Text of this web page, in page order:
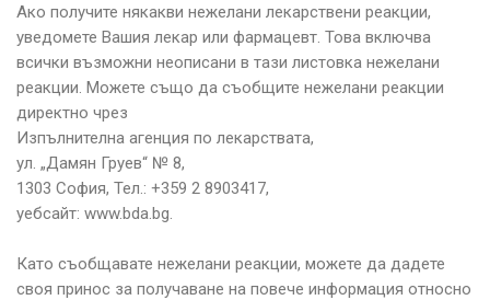
Ако получите някакви нежелани лекарствени реакции,
уведомете Вашия лекар или фармацевт. Това включва
всички възможни неописани в тази листовка нежелани
реакции. Можете също да съобщите нежелани реакции
директно чрез
Изпълнителна агенция по лекарствата,
ул. „Дамян Груев“ № 8,
1303 София, Тел.: +359 2 8903417,
уебсайт: www.bda.bg.
Като съобщавате нежелани реакции, можете да дадете
своя принос за получаване на повече информация относно